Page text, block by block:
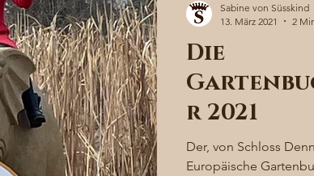
Die
r 2021
Der, von Schloss
Europäische
Sabine von Süsskind
13. März 2021
2